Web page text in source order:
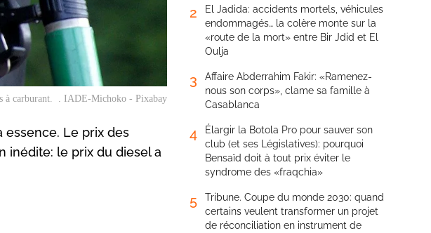
à carburant. . IADE-Michoko - Pixabay
Le prix des
inédite: le prix du diesel a
2
El Jadida: accidents mortels, véhicules
endommagés… la colère monte sur la
«route de la mort» entre Bir Jdid et El
Oulja
3
Affaire Abderrahim Fakir: «Ramenez-
nous son corps», clame sa famille à
Casablanca
4
Élargir la Botola Pro pour sauver son
club (et ses Législatives): pourquoi
Bensaïd doit à tout prix éviter le
syndrome des «fraqchia»
5
Tribune. Coupe du monde 2030: quand
certains veulent transformer un projet
de réconciliation en instrument de